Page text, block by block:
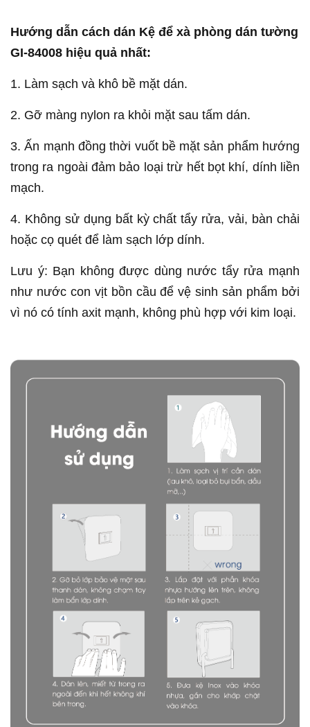
Hướng dẫn cách dán Kệ để xà phòng dán tường
GI-84008 hiệu quả nhất:
1. Làm sạch và khô bề mặt dán.
2. Gỡ màng nylon ra khỏi mặt sau tấm dán.
3. Ấn mạnh đồng thời vuốt bề mặt sản phẩm hướng
trong ra ngoài đảm bảo loại trừ hết bọt khí, dính liền
mạch.
4. Không sử dụng bất kỳ chất tẩy rửa, vải, bàn chải
hoặc cọ quét để làm sạch lớp dính.
Lưu ý: Bạn không được dùng nước tẩy rửa mạnh
như nước con vịt bồn cầu để vệ sinh sản phẩm bởi
vì nó có tính axit mạnh, không phù hợp với kim loại.